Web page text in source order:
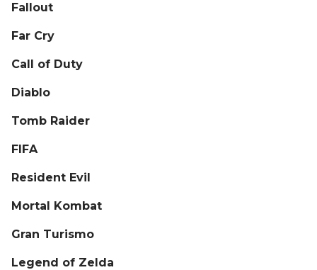
Fallout
Far Cry
Call of Duty
Diablo
Tomb Raider
FIFA
Resident Evil
Mortal Kombat
Gran Turismo
Legend of Zelda